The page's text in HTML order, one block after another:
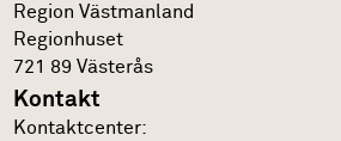
Region Västmanland
Regionhuset
721 89 Västerås
Kontakt
Kontakt­center: